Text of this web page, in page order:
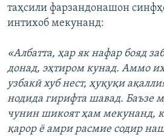
таҳсили фарзандонашон
интихоб мекунанд:
«Албатта, ҳар як нафар бояд
донад, эҳтиром кунад. Аммо
узбакӣ хуб нест, ҳуқуқи
нодида гирифта шавад. Баъзе
чунин шикоят ҳам мекунанд,
қарор ё амри расмие содир